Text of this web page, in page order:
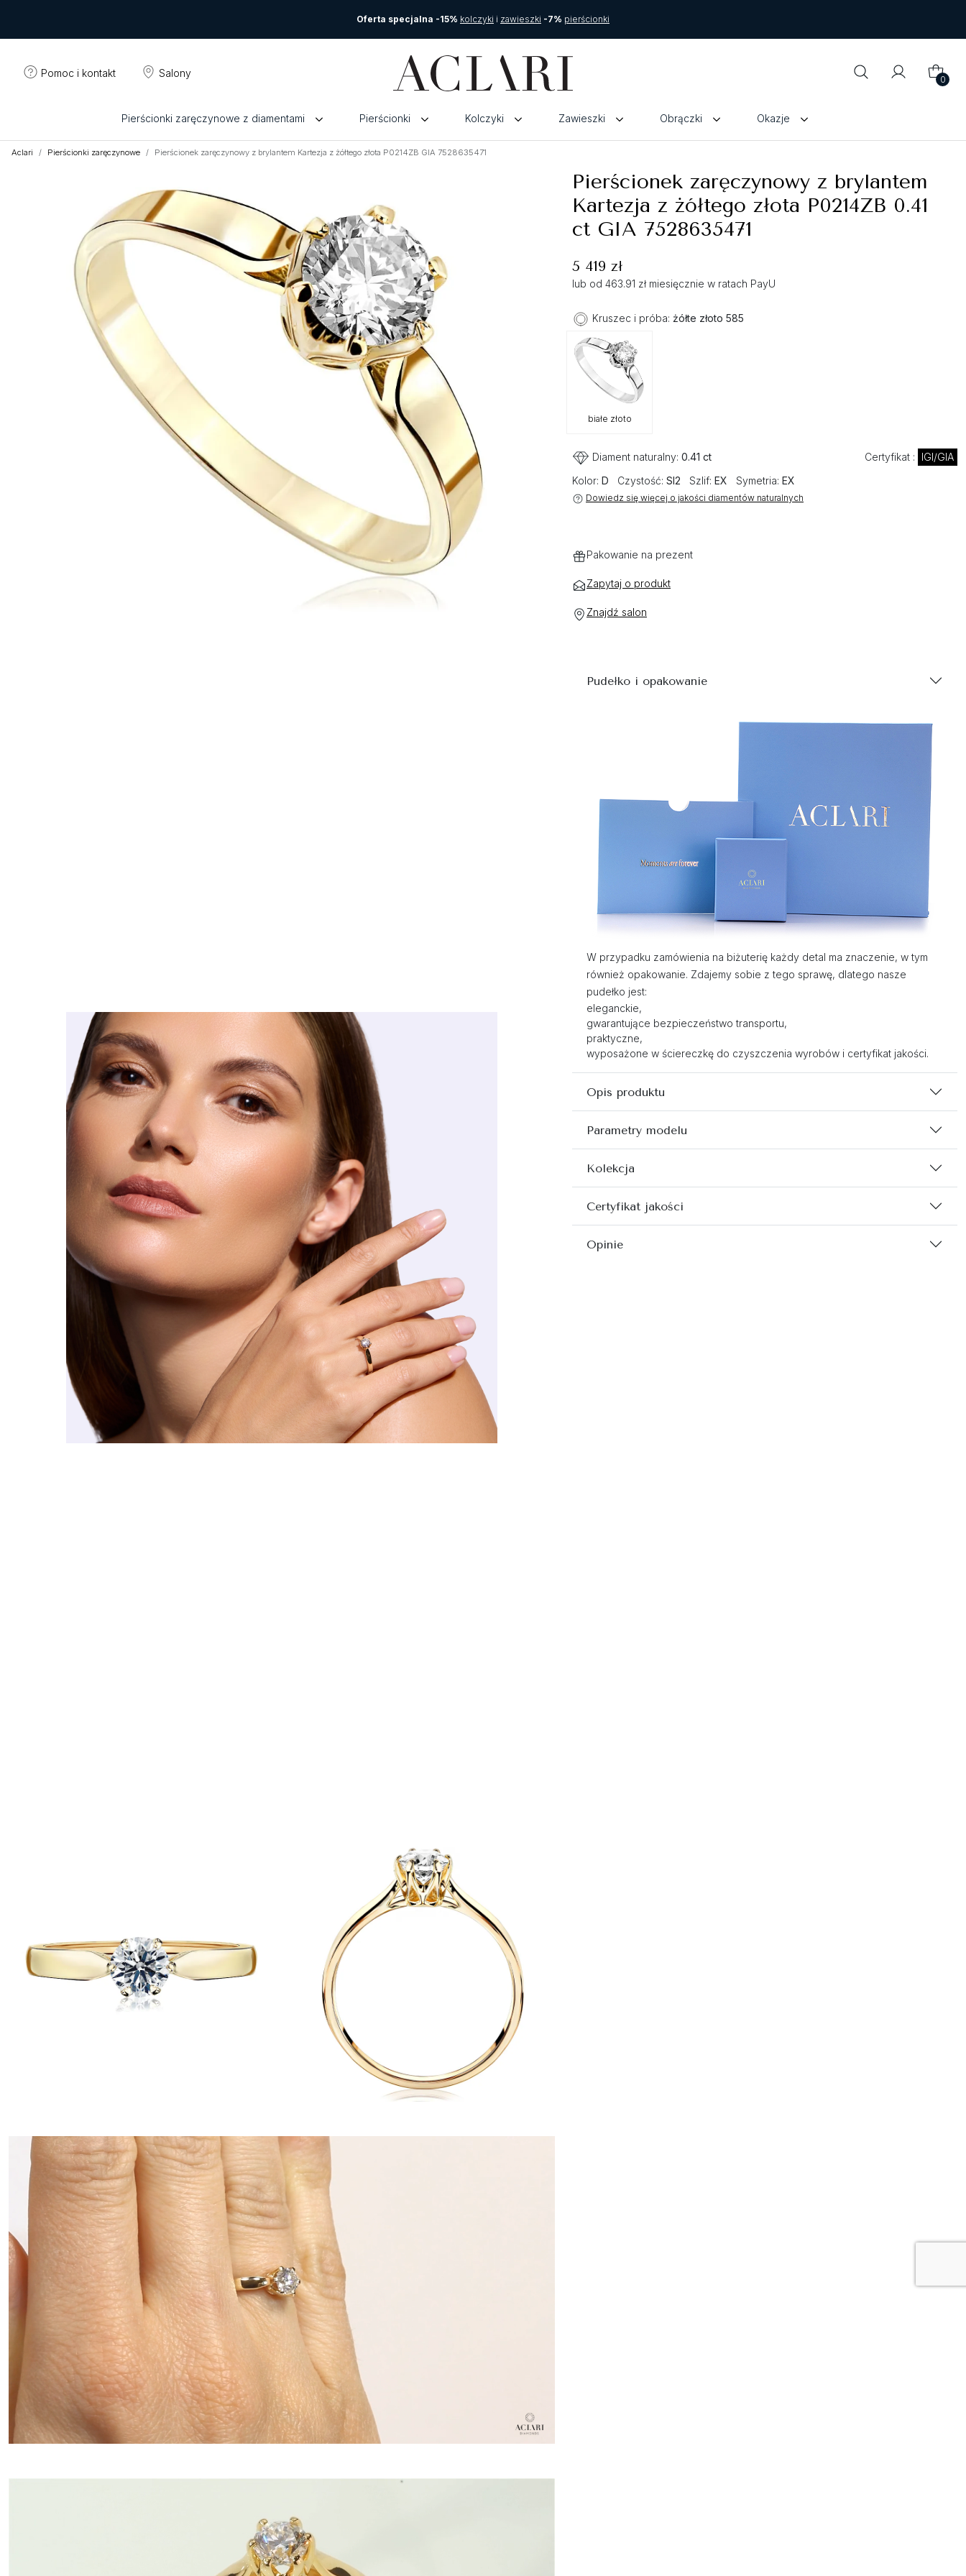
Oferta specjalna -15% kolczyki i zawieszki -7% pierścionki
Pomoc i kontakt Salony
0
Pierścionki zaręczynowe z diamentami Pierścionki Kolczyki Zawieszki Obrączki Okazje
Aclari Pierścionki zaręczynowe Pierścionek zaręczynowy z brylantem Kartezja z żółtego złota P0214ZB GIA 7528635471
Pierścionek zaręczynowy z brylantem
Kartezja z żółtego złota P0214ZB 0.41
ct GIA 7528635471
5 419 zł
lub od 463.91 zł miesięcznie w ratach PayU
Kruszec i próba: żółte złoto 585
białe złoto
Diament naturalny: 0.41 ct Certyfikat :
IGI/GIA
Kolor: D Czystość: SI2 Szlif: EX Symetria: EX
Dowiedz się więcej o jakości diamentów naturalnych
Pakowanie na prezent
Zapytaj o produkt
Znajdź salon
Pudełko i opakowanie
W przypadku zamówienia na biżuterię każdy detal ma znaczenie, w tym
również opakowanie. Zdajemy sobie z tego sprawę, dlatego nasze
pudełko jest:
eleganckie,
gwarantujące bezpieczeństwo transportu,
praktyczne,
wyposażone w ściereczkę do czyszczenia wyrobów i certyfikat jakości.
Opis produktu
Parametry modelu
Kolekcja
Certyfikat jakości
Opinie